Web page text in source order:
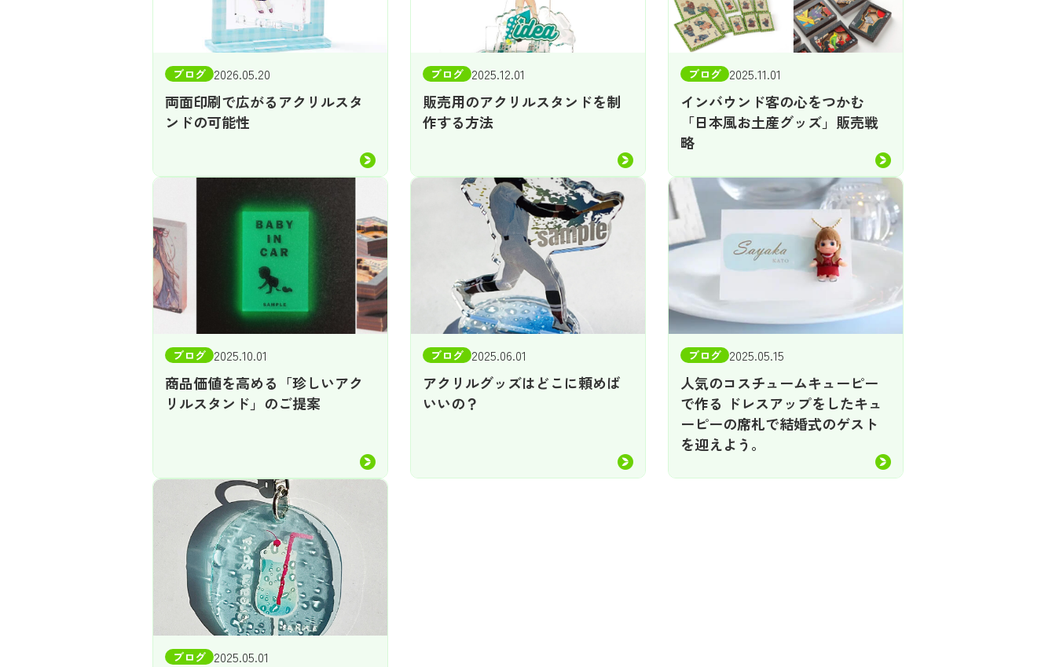
ブログ 2026.05.20
両面印刷で広がるアクリルスタ
ンドの可能性
ブログ 2025.12.01
販売用のアクリルスタンドを制
作する方法
ブログ 2025.11.01
インバウンド客の心をつかむ
「日本風お土産グッズ」販売戦
略
ブログ 2025.10.01
商品価値を高める「珍しいアク
リルスタンド」のご提案
ブログ 2025.06.01
アクリルグッズはどこに頼めば
いいの？
ブログ 2025.05.15
人気のコスチュームキューピー
で作る ドレスアップをしたキュ
ーピーの席札で結婚式のゲスト
を迎えよう。
ブログ 2025.05.01